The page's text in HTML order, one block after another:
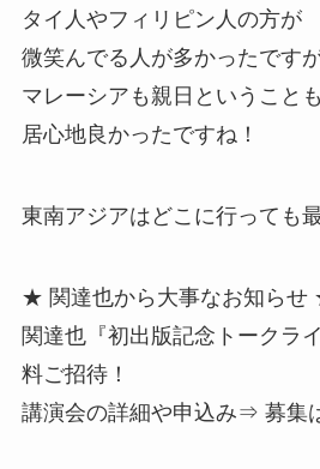
タイ人やフィリピン人の方が
微笑んでる人が多かったですが
マレーシアも親日ということ
居心地良かったですね！
東南アジアはどこに行っても
★ 関達也から大事なお知らせ
関達也『初出版記念トークラ
料ご招待！
講演会の詳細や申込み⇒ 募集